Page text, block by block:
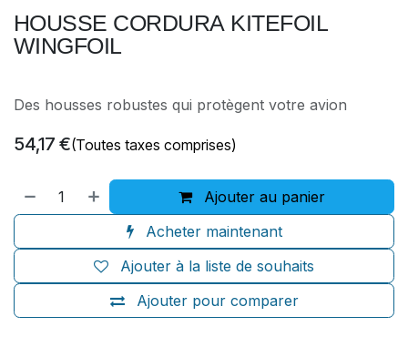
HOUSSE CORDURA KITEFOIL
WINGFOIL
Des housses robustes qui protègent votre avion
54,17 €(Toutes taxes comprises)
Ajouter au panier
Acheter maintenant
Ajouter pour comparer
Ajouter à la liste de souhaits